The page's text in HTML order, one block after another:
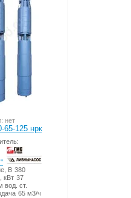
нет
125 нрк
В 380
кВт 37
вод. ст.
65 м3/ч